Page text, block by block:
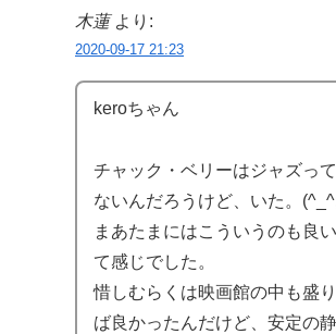
木蓮 より:
2020-09-17 21:23
keroちゃん
チャック・ベリーはジャズっ
ないんだろうけど、いた。
まあたまにはこういうのも良
て感じでした。
惜しむらくは映画館の中も盛
ば良かったんだけど、安定の